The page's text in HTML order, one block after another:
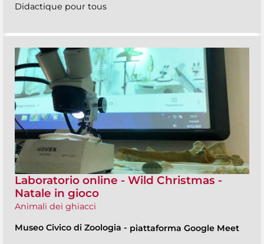
Didactique pour tous
Laboratorio online - Wild Christmas -
Natale in gioco
Animali dei ghiacci
Museo Civico di Zoologia - piattaforma Google Meet